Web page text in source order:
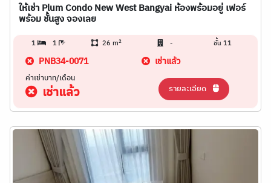
ให้เช่า Plum Condo New West Bangyai ห้องพร้อมอยู่ เฟอร์
พร้อม ชั้นสูง จองเลย
1 1 26 m2 - ชั้น 11
PNB34-0071 เช่าแล้ว
ค่าเช่าบาท/เดือน
เช่าแล้ว รายละเอียด